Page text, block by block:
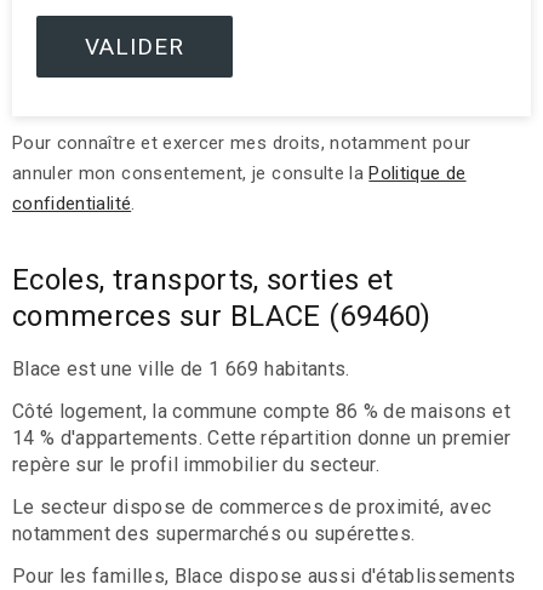
Pour connaître et exercer mes droits, notamment pour
annuler mon consentement, je consulte laPolitique de
confidentialité.
Ecoles, transports, sorties et
commerces sur BLACE (69460)
Blace est une ville de 1 669 habitants.
Côté logement, la commune compte 86 % de maisons et
14 % d'appartements. Cette répartition donne un premier
repère sur le profil immobilier du secteur.
Le secteur dispose de commerces de proximité, avec
notamment des supermarchés ou supérettes.
Pour les familles, Blace dispose aussi d'établissements